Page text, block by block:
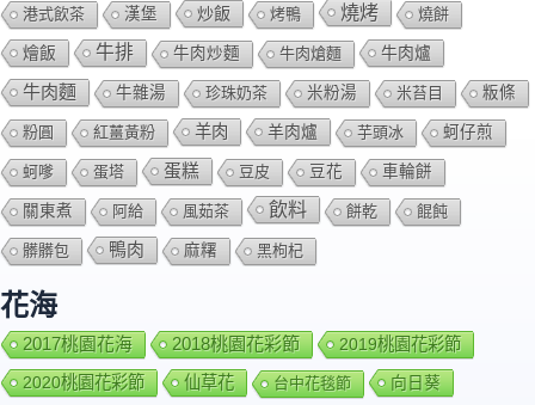
港式飲茶 漢堡 炒飯 烤鴨 燒烤 燒餅
燴飯 牛排 牛肉炒麵 牛肉熗麵 牛肉爐
牛肉麵 牛雜湯 珍珠奶茶 米粉湯 米苔目 粄條
粉圓 紅薑黃粉 羊肉 羊肉爐 芋頭冰 蚵仔煎
蚵嗲 蛋塔 蛋糕 豆皮 豆花 車輪餅
關東煮 阿給 風茹茶 飲料 餅乾 餛飩
髒髒包 鴨肉 麻糬 黑枸杞
花海
2017桃園花海 2018桃園花彩節
2019桃園花彩節
2020桃園花彩節
仙草花 台中花毯節 向日葵